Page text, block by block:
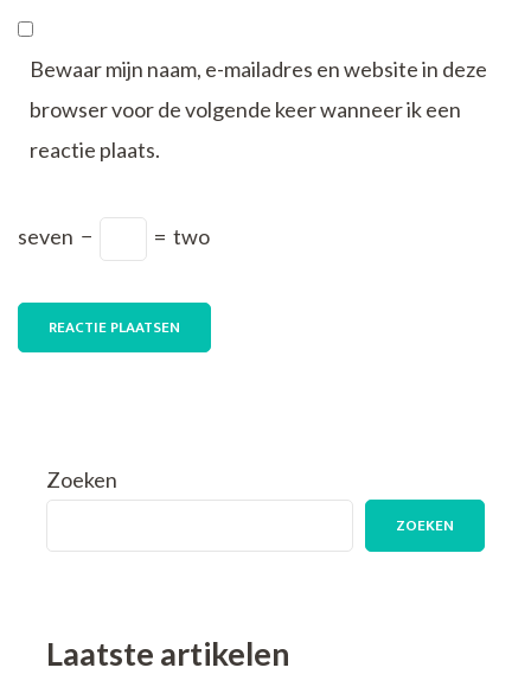
Bewaar mijn naam, e-mailadres en website in deze
browser voor de volgende keer wanneer ik een
reactie plaats.
seven − = two
Zoeken
ZOEKEN
Laatste artikelen